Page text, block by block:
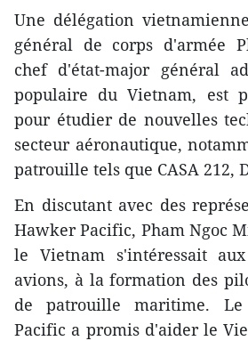
Une délégation
général de corps d'armée
chef d'état-major général
populaire du Vietnam, est
pour étudier de nouvelles
secteur aéronautique,
patrouille tels que CASA 212,
En discutant avec des
Hawker Pacific, Pham Ngoc
le Vietnam s'intéressait
avions, à la formation des
de patrouille maritime.
Pacific a promis d'aider le